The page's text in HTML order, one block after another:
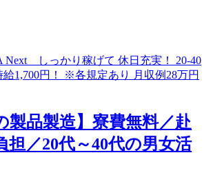
製品製造】寮費無料／赴
担／20代～40代の男女活